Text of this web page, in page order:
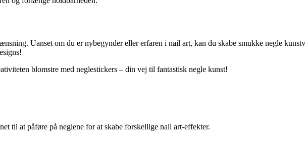
Uanset om du er nybegynder eller erfaren i nail art, kan du skabe smukke negle
blomstre med neglestickers – din vej til fantastisk negle kunst!
til at påføre på neglene for at skabe forskellige nail art-effekter.